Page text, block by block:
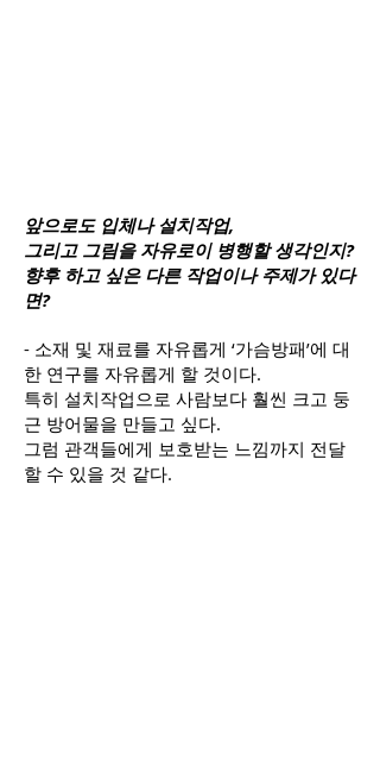
앞으로도 입체나 설치작업,
그리고 그림을 자유로이 병행할 생각인지?
향후 하고 싶은 다른 작업이나 주제가 있다
면?
- 소재 및 재료를 자유롭게 ‘가슴방패’에 대
한 연구를 자유롭게 할 것이다.
특히 설치작업으로 사람보다 훨씬 크고 둥
근 방어물을 만들고 싶다.
그럼 관객들에게 보호받는 느낌까지 전달
할 수 있을 것 같다.